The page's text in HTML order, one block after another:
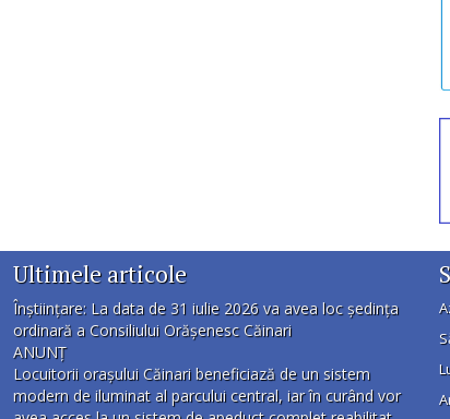
Ultimele articole
Înștiințare: La data de 31 iulie 2026 va avea loc ședința
ordinară a Consiliului Orășenesc Căinari
ANUNȚ
Locuitorii orașului Căinari beneficiază de un sistem
modern de iluminat al parcului central, iar în curând vor